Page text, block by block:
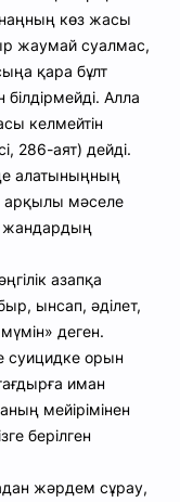
көз жасы
жаумай суалмас,
қара бұлт
білдірмейді. Алла
келмейтін
286-аят) дейді.
алатыныңның
арқылы мәселе
жандардың
азапқа
ынсап, әділет,
деген.
суицидке орын
иман
мейірімінен
берілген
жәрдем сұрау,